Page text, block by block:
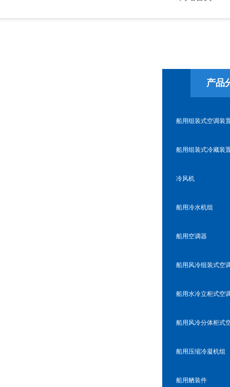
产品
船用组装式空调装
船用组装式冷藏装
冷风机
船用冷水机组
船用空调器
船用风冷组装式空
船用水冷立柜式空
船用风冷分体柜式
船用压缩冷凝机组
船用舾装件